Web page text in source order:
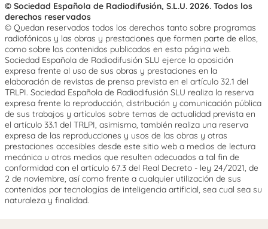
© Sociedad Española de Radiodifusión, S.L.U. 2026. Todos los
derechos reservados
© Quedan reservados todos los derechos tanto sobre programas
radiofónicos y las obras y prestaciones que formen parte de ellos,
como sobre los contenidos publicados en esta página web.
Sociedad Española de Radiodifusión SLU ejerce la oposición
expresa frente al uso de sus obras y prestaciones en la
elaboración de revistas de prensa prevista en el artículo 32.1 del
TRLPI. Sociedad Española de Radiodifusión SLU realiza la reserva
expresa frente la reproducción, distribución y comunicación pública
de sus trabajos y artículos sobre temas de actualidad prevista en
el artículo 33.1 del TRLPI, asimismo, también realiza una reserva
expresa de las reproducciones y usos de las obras y otras
prestaciones accesibles desde este sitio web a medios de lectura
mecánica u otros medios que resulten adecuados a tal fin de
conformidad con el artículo 67.3 del Real Decreto - ley 24/2021, de
2 de noviembre, así como frente a cualquier utilización de sus
contenidos por tecnologías de inteligencia artificial, sea cual sea su
naturaleza y finalidad.